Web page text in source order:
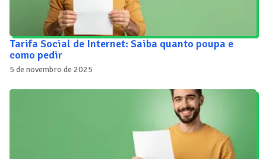
Tarifa Social de Internet: Saiba quanto poupa e
como pedir
5 de novembro de 2025